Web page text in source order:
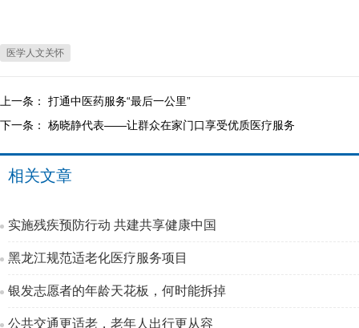
医学人文关怀
上一条： 打通中医药服务“最后一公里”
下一条： 杨晓静代表——让群众在家门口享受优质医疗服务
相关文章
实施残疾预防行动 共建共享健康中国
黑龙江规范适老化医疗服务项目
银发志愿者的年龄天花板，何时能拆掉
公共交通更适老，老年人出行更从容